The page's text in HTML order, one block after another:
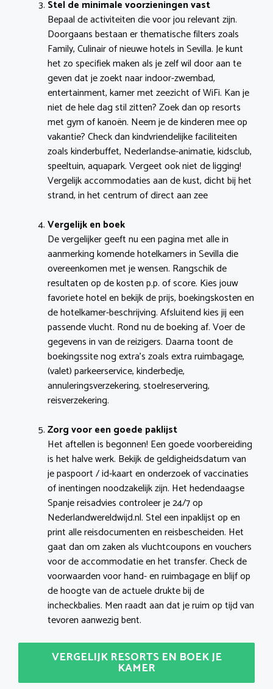
Stel de minimale voorzieningen vast
Bepaal de activiteiten die voor jou relevant zijn.
Doorgaans bestaan er thematische filters zoals
Family, Culinair of nieuwe hotels in Sevilla. Je kunt
het zo specifiek maken als je zelf wil door aan te
geven dat je zoekt naar indoor-zwembad,
entertainment, kamer met zeezicht of WiFi. Kan je
niet de hele dag stil zitten? Zoek dan op resorts
met gym of kanoën. Neem je de kinderen mee op
vakantie? Check dan kindvriendelijke faciliteiten
zoals kinderbuffet, Nederlandse-animatie, kidsclub,
speeltuin, aquapark. Vergeet ook niet de ligging!
Vergelijk accommodaties aan de kust, dicht bij het
strand, in het centrum of direct aan zee
Vergelijk en boek
De vergelijker geeft nu een pagina met alle in
aanmerking komende hotelkamers in Sevilla die
overeenkomen met je wensen. Rangschik de
resultaten op de kosten p.p. of score. Kies jouw
favoriete hotel en bekijk de prijs, boekingskosten en
de hotelkamer-beschrijving. Afsluitend kies jij een
passende vlucht. Rond nu de boeking af. Voer de
gegevens in van de reizigers. Daarna toont de
boekingssite nog extra’s zoals extra ruimbagage,
(valet) parkeerservice, kinderbedje,
annuleringsverzekering, stoelreservering,
reisverzekering.
Zorg voor een goede paklijst
Het aftellen is begonnen! Een goede voorbereiding
is het halve werk. Bekijk de geldigheidsdatum van
je paspoort / id-kaart en onderzoek of vaccinaties
of inentingen noodzakelijk zijn. Het hedendaagse
Spanje reisadvies controleer je 24/7 op
Nederlandwereldwijd.nl. Stel een inpaklijst op en
print alle reisdocumenten en reisbescheiden. Het
gaat dan om zaken als vluchtcoupons en vouchers
voor de accommodatie en het transfer. Check de
voorwaarden voor hand- en ruimbagage en blijf op
de hoogte van de actuele drukte bij de
incheckbalies. Men raadt aan dat je ruim op tijd van
tevoren aanwezig bent.
VERGELIJK RESORTS EN BOEK JE
KAMER